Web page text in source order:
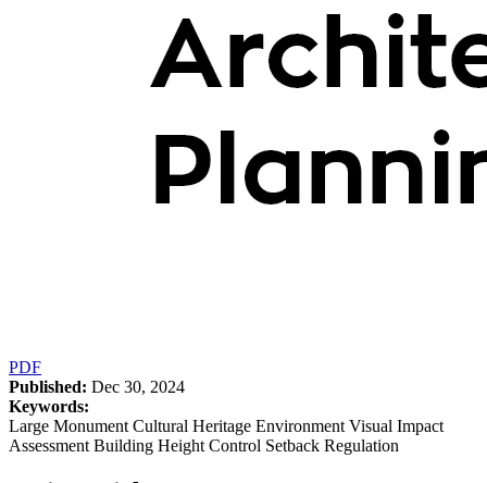
PDF
Published: Dec 30, 2024
Keywords:
Large Monument Cultural Heritage Environment Visual Impact
Assessment Building Height Control Setback Regulation